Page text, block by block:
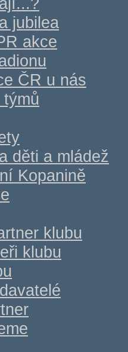
jubilea
akce
ČR u nás
děti a mládež
Kopanině
klubu
klubu